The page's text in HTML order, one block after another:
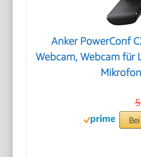
Anker PowerConf
Webcam, Webcam für